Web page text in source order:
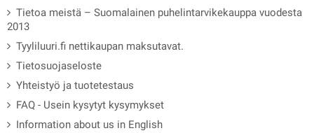
Tietoa meistä – Suomalainen puhelintarvikekauppa vuodesta
2013
Tyyliluuri.fi nettikaupan maksutavat.
Tietosuojaseloste
Yhteistyö ja tuotetestaus
FAQ - Usein kysytyt kysymykset
Information about us in English